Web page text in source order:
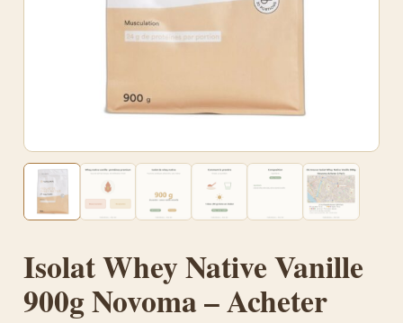
Isolat Whey Native Vanille
900g Novoma – Acheter